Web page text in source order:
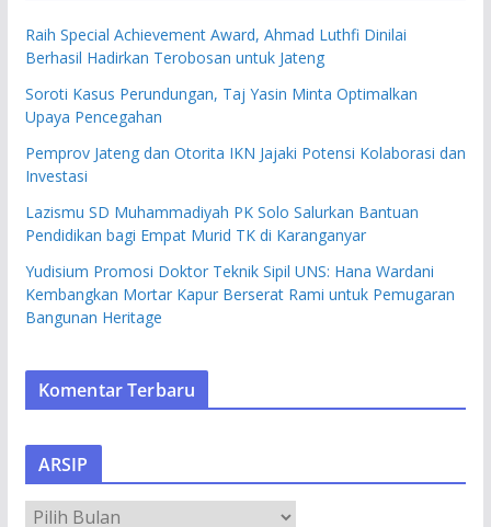
Raih Special Achievement Award, Ahmad Luthfi Dinilai
Berhasil Hadirkan Terobosan untuk Jateng
Soroti Kasus Perundungan, Taj Yasin Minta Optimalkan
Upaya Pencegahan
Pemprov Jateng dan Otorita IKN Jajaki Potensi Kolaborasi dan
Investasi
Lazismu SD Muhammadiyah PK Solo Salurkan Bantuan
Pendidikan bagi Empat Murid TK di Karanganyar
Yudisium Promosi Doktor Teknik Sipil UNS: Hana Wardani
Kembangkan Mortar Kapur Berserat Rami untuk Pemugaran
Bangunan Heritage
Komentar Terbaru
ARSIP